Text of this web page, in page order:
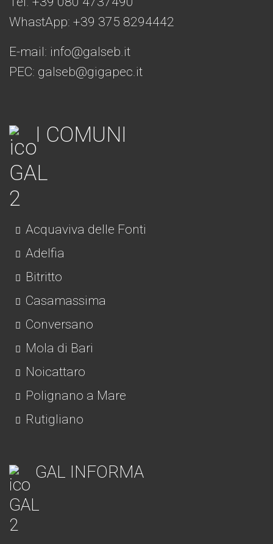
WhastApp: +39 375 8294442
E-mail: info@galseb.it
PEC: galseb@gigapec.it
I COMUNI
Acquaviva delle Fonti
Adelfia
Bitritto
Casamassima
Conversano
Mola di Bari
Noicattaro
Polignano a Mare
Rutigliano
GAL INFORMA